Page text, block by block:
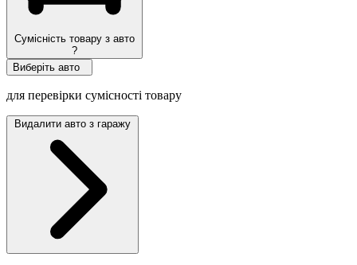
Сумісність товару з авто
?
Виберіть авто
для перевірки сумісності товару
Видалити авто з гаражу